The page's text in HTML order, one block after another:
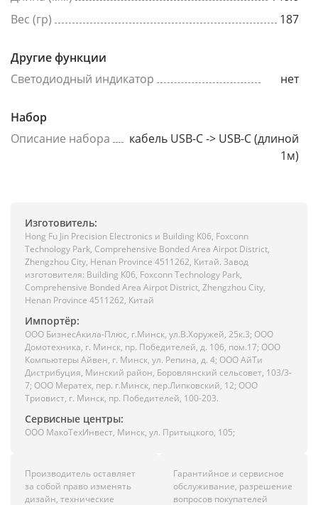
Вес (гр)
187
Другие функции
Светодиодный индикатор
нет
Набор
Описание набора
кабель USB-C -> USB-C (длиной
1м)
Изготовитель:
Hong Fu Jin Precision Electronics и Building K06, Foxconn
Technology Park, Comprehensive Bonded Area Airpot District,
Zhengzhou City, Henan Province 4511262, Китай. Завод
изготовителя: Building K06, Foxconn Technology Park,
Comprehensive Bonded Area Airpot District, Zhengzhou City,
Henan Province 4511262, Китай
Импортёр:
ООО БизнесАкила-Плюc, г.Минск, ул.В.Хоружей, 25к.3; ООО
Домотехника, г. Минск, пр. Победителей, д. 106, пом.17; ООО
Компьютеры Айвен, г. Минск, ул. Репина, д. 4; ООО АйТи
Дистрибуция, Минский район, Боровлянский сельсовет, 103/3-
7; ООО Мератех, пер. г.Минск, пер.Липковский, 12; ООО
Триовист, г. Минск, пр. Победителей, 100-203.
Сервисные центры:
ООО МакоТехИнвест, Минск, ул. Притыцкого, 105;
Производитель оставляет
за собой право изменять
дизайн, технические
Гарантийное и сервисное
обслуживание, разрешение
вопросов покупателей